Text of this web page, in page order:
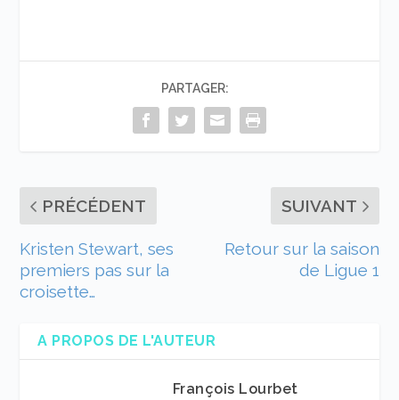
PARTAGER:
PRÉCÉDENT
Kristen Stewart, ses
premiers pas sur la
croisette…
SUIVANT
Retour sur la saison
de Ligue 1
A PROPOS DE L'AUTEUR
François Lourbet